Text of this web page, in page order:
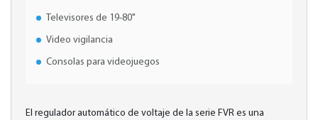
Televisores de 19-80"
Video vigilancia
Consolas para videojuegos
El regulador automático de voltaje de la serie FVR es una